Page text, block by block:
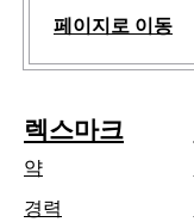
페이지로 이동
렉스마크
약
경력